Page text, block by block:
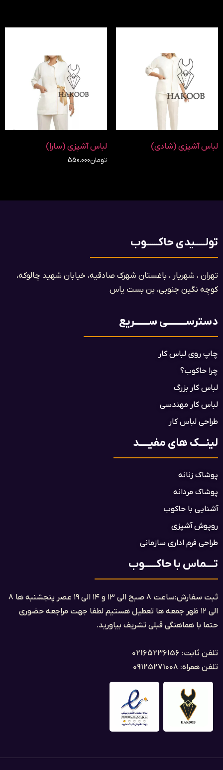
لباس آشپزی (شادی) لباس آشپزی (سارا)
تومان550.000
تولـــــیدی حاکــــــوب
تهران ، شهریار ، باغستان شهرک صادقیه، خیابان شهید چالوکه،
کوچه نگین جنوبی، بن بست یاس​
دسترســـــــــی ســـــــریع
چاپ روی لباس کار
چرا حاکوب؟
لباس کار بزرگ
لباس کار مهندسی
طراحی لباس کار
لینـــک های مفیـــــد
پوشاک زنانه
پوشاک مردانه
آشنایی با حاکوب
روپوش آشپزی
طراحی فرم اداری سازمانی
تــــماس با حاکــــــوب
ثبت سفارش:ساعت ۸ صبح الی ۱۳ و ۱۴ الی ۱۹ عصر پنجشنبه ها ۸
الی ۱۲ ظهر جمعه ها تعطیل هستیم لطفا جهت مراجعه حضوری
حتما با هماهنگی قبلی تشریف بیاورید.
تلفن ثابت: 02165236156
تلفن همراه: 09125271008